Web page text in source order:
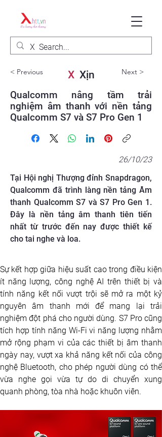
< Previous XXịn Next >
Qualcomm nâng tầm trải
nghiệm âm thanh với nền tảng
Qualcomm S7 và S7 Pro Gen 1
26/10/23
Tại Hội nghị Thượng đỉnh Snapdragon,
Qualcomm đã trình làng nền tảng Âm
thanh Qualcomm S7 và S7 Pro Gen 1.
Đây là nền tảng âm thanh tiên tiến
nhất từ trước đến nay được thiết kế
cho tai nghe và loa.
Sự kết hợp giữa hiệu suất cao trong điều kiện
ít năng lượng, công nghệ AI trên thiết bị và
tính năng kết nối vượt trội sẽ mở ra một kỷ
nguyên âm thanh mới để mang lại trải
nghiệm đột phá cho người dùng. S7 Pro cũng
tích hợp tính năng Wi-Fi vi năng lượng nhằm
mở rộng phạm vi của các thiết bị âm thanh
ngày nay, vượt xa khả năng kết nối của công
nghệ Bluetooth, cho phép người dùng có thể
vừa nghe gọi vừa tự do di chuyển xung
quanh phòng, tòa nhà hoặc khuôn viên.